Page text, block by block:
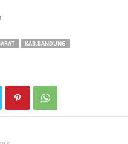
KAB.BANDUNG